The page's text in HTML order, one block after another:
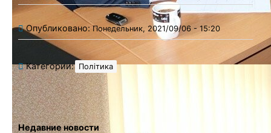
Опубликовано:Понедельник, 2021/09/06 - 15:20
Категории: Політика
Недавние новости